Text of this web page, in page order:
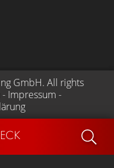
GmbH. All rights
- Impressum -